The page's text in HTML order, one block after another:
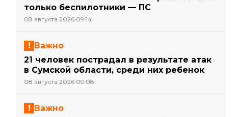
только беспилотники — ПС
08 августа 2026 09:14
Важно
21 человек пострадал в результате атак
в Сумской области, среди них ребенок
08 августа 2026 09:08
Важно